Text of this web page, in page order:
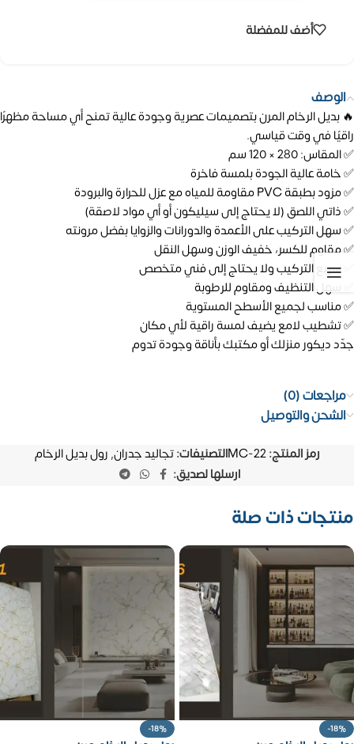
أضف للمفضلة
الوصف
🔥 بديل الرخام المرن بتصميمات عصرية وجودة عالية تمنح أي مساحة مظهرًا
راقيًا في وقت قياسي.
✅ المقاس: 280 × 120 سم
✅ خامة عالية الجودة بلمسة فاخرة
✅ مزود بطبقة PVC مقاومة للمياه مع عزل للحرارة والبرودة
✅ ذاتي اللصق (لا يحتاج إلى سيليكون أو أي مواد لاصقة)
✅ سهل التركيب على الأعمدة والدورانات والزوايا بفضل مرونته
✅ مقاوم للكسر، خفيف الوزن وسهل النقل
✅ سريع التركيب ولا يحتاج إلى فني متخصص
✅ سهل التنظيف ومقاوم للرطوبة
✅ مناسب لجميع الأسطح المستوية
✅ تشطيب لامع يضيف لمسة راقية لأي مكان
جدّد ديكور منزلك أو مكتبك بأناقة وجودة تدوم
مراجعات (0)
الشحن والتوصيل
رمز المنتج:MC-22التصنيفات:تجاليد جدران, رول بديل الرخام
ارسلها لصديق:
منتجات ذات صلة
-18%
-18%